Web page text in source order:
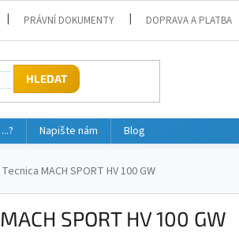
PRÁVNÍ DOKUMENTY DOPRAVA A PLATBA
HLEDAT
Napište nám Blog
MACH SPORT HV 100 GW
SPORT HV 100 GW